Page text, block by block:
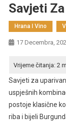
Savjeti
Hrana I Vino
17 Decembra,
Savjeti za
uspješnih
postoje klasične
riba i bijeli